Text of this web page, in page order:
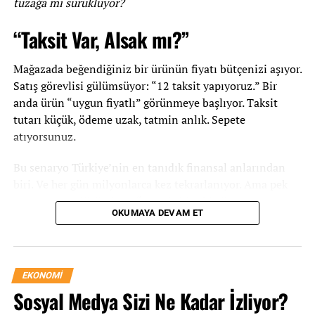
Sanal Para ile Gerçek Para Kazanma Yolları Nedir?
ÖNCEKI İÇERIK
Doğalgaz Kullanımında Tasarruf Nasıl Sağlanır?
“Taksit Var, Alsak mı?”
Mağazada beğendiğiniz bir ürünün fiyatı bütçenizi aşıyor.
Satış görevlisi gülümsüyor: “12 taksit yapıyoruz.” Bir
anda ürün “uygun fiyatlı” görünmeye başlıyor. Taksit
tutarı küçük, ödeme uzak, tatmin anlık. Sepete
atıyorsunuz.
Bu senaryo Türkiye’nin en tanıdık finansal anlarından
azımız şunu düşünüyor: “Bu taksitler bittikten sonra ne
Kredi kartı taksiti, doğru kullanıldığında gerçekten güçlü
bir finansal araç. Yanlış kullanıldığında ise sessiz sedasız
derinleşen bir borç sarmalı. İki tarafın da gerçeği var.
OKUMAYA DEVAM ET
EKONOMI
Sosyal Medya Sizi Ne Kadar İzliyor?